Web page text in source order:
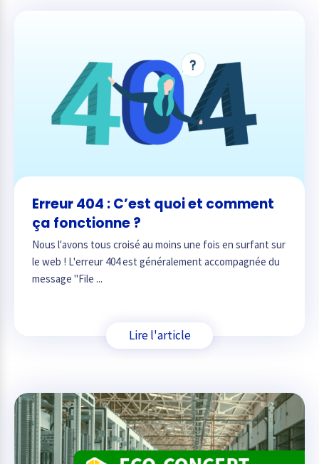
Erreur 404 : C’est quoi et comment
ça fonctionne ?
Nous l'avons tous croisé au moins une fois en surfant sur
le web ! L'erreur 404 est généralement accompagnée du
message "File ...
Lire l'article